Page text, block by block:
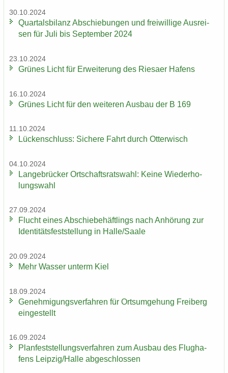
30.10.2024
Quar­tals­bi­lanz Ab­schie­bun­gen und frei­wil­li­ge Aus­rei­
sen für Juli bis Sep­tem­ber 2024
23.10.2024
Grü­nes Licht für Er­wei­te­rung des Rie­sa­er Ha­fens
16.10.2024
Grü­nes Licht für den wei­te­ren Aus­bau der B 169
11.10.2024
Lü­cken­schluss: Si­che­re Fahrt durch Ot­ter­wisch
04.10.2024
Lan­ge­brü­cker Ort­schafts­rats­wahl: Keine Wie­der­ho­
lungs­wahl
27.09.2024
Flucht eines Ab­schie­be­häft­lings nach An­hö­rung zur
Iden­ti­täts­fest­stel­lung in Halle/Saale
20.09.2024
Mehr Was­ser un­term Kiel
18.09.2024
Ge­neh­mi­gungs­ver­fah­ren für Orts­um­ge­hung Frei­berg
ein­ge­stellt
16.09.2024
Plan­fest­stel­lungs­ver­fah­ren zum Aus­bau des Flug­ha­
fens Leip­zig/Halle ab­ge­schlos­sen